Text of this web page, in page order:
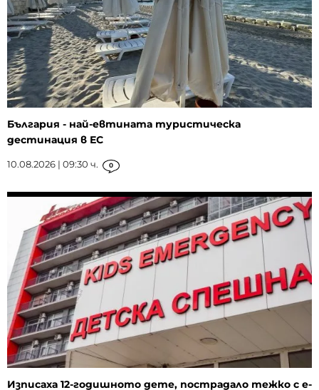
България - най-евтината туристическа
дестинация в ЕС
10.08.2026 | 09:30 ч. 0
Изписаха 12-годишното дете, пострадало тежко с е-